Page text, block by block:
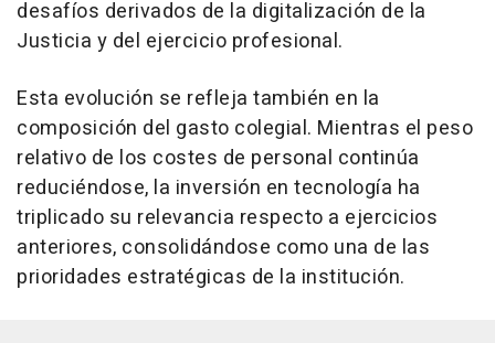
desafíos derivados de la digitalización de la
Justicia y del ejercicio profesional.
Esta evolución se refleja también en la
composición del gasto colegial. Mientras el peso
relativo de los costes de personal continúa
reduciéndose, la inversión en tecnología ha
triplicado su relevancia respecto a ejercicios
anteriores, consolidándose como una de las
prioridades estratégicas de la institución.